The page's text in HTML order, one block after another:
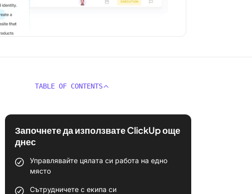
TABLE OF CONTENTS
Започнете да използвате ClickUp още
днес
Управлявайте цялата си работа на едно
място
Сътрудничете с екипа си